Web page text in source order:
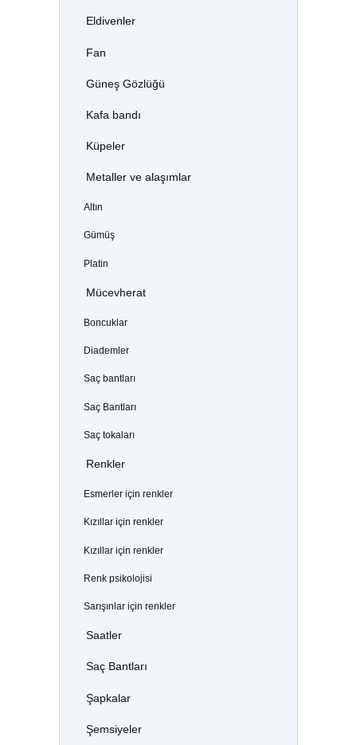
Eldivenler
Fan
Güneş Gözlüğü
Kafa bandı
Küpeler
Metaller ve alaşımlar
Altın
Gümüş
Platin
Mücevherat
Boncuklar
Diademler
Saç bantları
Saç Bantları
Saç tokaları
Renkler
Esmerler için renkler
Kızıllar için renkler
Kızıllar için renkler
Renk psikolojisi
Sarışınlar için renkler
Saatler
Saç Bantları
Şapkalar
Şemsiyeler